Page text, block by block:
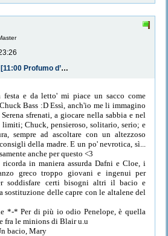
Little evil plans [11:00 Profumo d’erba]
festa e da letto' mi piace un sacco come
Bass :D Essì, anch'io me li immagino
sfrenati, a giocare nella sabbia e nel
limiti; Chuck, pensieroso, solitario, serio; e
sempre ad ascoltare con un altezzoso
della madre. E un po' nevrotica, sì...
anche per questo <3
in maniera assurda Dafni e Cloe, i
greco troppo giovani e ingenui per
soddisfare certi bisogni altri il bacio e
sostituzione delle capre con le altalene del
*-* Per di più io odio Penelope, è quella
fra le minions di Blair u.u
bacio, Mary